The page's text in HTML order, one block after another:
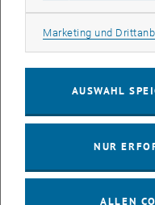
Info Session Learning
Marketing und
AUSWAHL
NUR
ALLEN